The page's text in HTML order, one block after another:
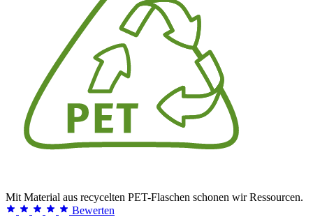
Mit Material aus recycelten PET-Flaschen schonen wir Ressourcen.
Bewerten